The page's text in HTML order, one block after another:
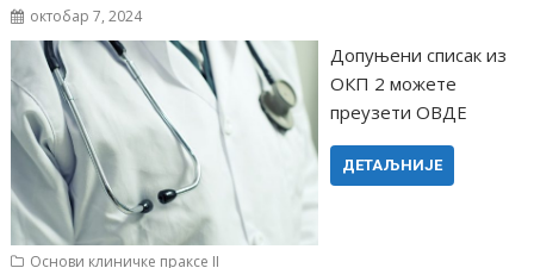
октобар 7, 2024
Допуњени списак из
ОКП 2 можете
преузети ОВДЕ
ДЕТАЉНИЈЕ
Основи клиничке праксе II